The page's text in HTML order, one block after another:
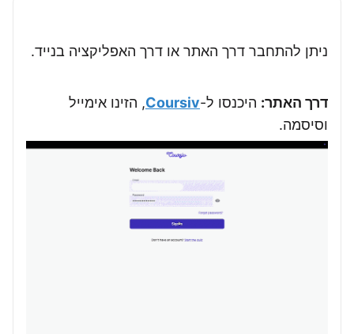
ניתן להתחבר דרך האתר או דרך האפליקציה בנייד.
דרך האתר: היכנסו ל-Coursiv, הזינו אימייל
וסיסמה.